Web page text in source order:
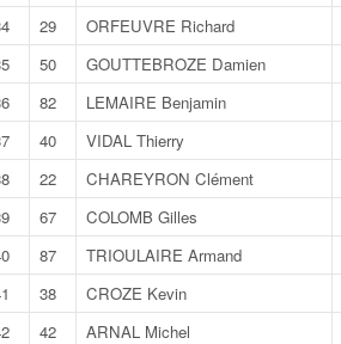
29 ORFEUVRE Richard
50 GOUTTEBROZE Damien
82 LEMAIRE Benjamin
40 VIDAL Thierry
22 CHAREYRON Clément
67 COLOMB Gilles
87 TRIOULAIRE Armand
38 CROZE Kevin
42 ARNAL Michel